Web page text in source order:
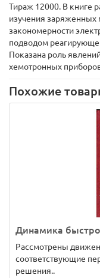
Тираж 12000. В книге
изучения заряженных
закономерности
подводом
Показана роль
хемотронных
Похожие
Динамика
Рассмотрены
соответствующие
решения..